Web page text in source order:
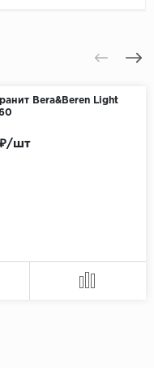
Bera&Beren Light
₽/шт